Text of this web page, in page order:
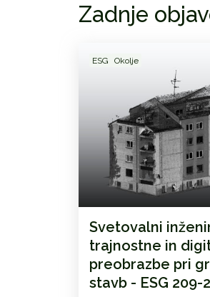
Zadnje
ESG Okolje
Svetovalni
trajnostne in
preobrazbe pri
stavb - ESG 209-